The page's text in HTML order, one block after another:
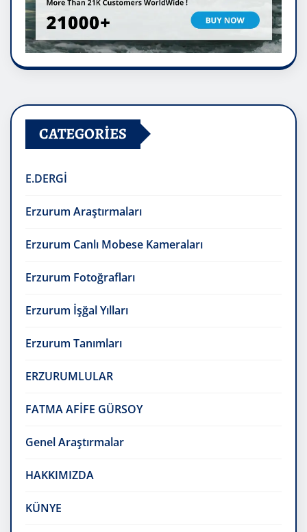
CATEGORIES
E.DERGİ
Erzurum Araştırmaları
Erzurum Canlı Mobese Kameraları
Erzurum Fotoğrafları
Erzurum İşğal Yılları
Erzurum Tanımları
ERZURUMLULAR
FATMA AFİFE GÜRSOY
Genel Araştırmalar
HAKKIMIZDA
KÜNYE